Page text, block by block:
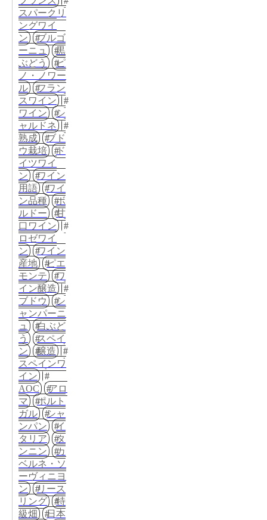
スパークリ
ングワイ
ン
ブルゴ
ーニュ
黒
ぶどう
ピ
ノ・ノワー
ル
フラン
スワイン
ワイン
シ
ャルドネ
熟成
ブド
ウ栽培
ド
イツワイ
ン
ワイン
用語
ワイ
ン品種
ボ
ルドー
甘
口ワイン
ロゼワイ
ン
ワイン
産地
ピエ
モンテ
ワ
イン醸造
ブドウ
シ
ャンパーニ
ュ
白ぶど
う
スペイ
ン
醸造
スペインワ
イン
AOC
アロ
マ
ポルト
ガル
シャ
ンパン
イ
タリア
タ
ンニン
カ
ベルネ・ソ
ーヴィニヨ
ン
リース
リング
特
級畑
日本